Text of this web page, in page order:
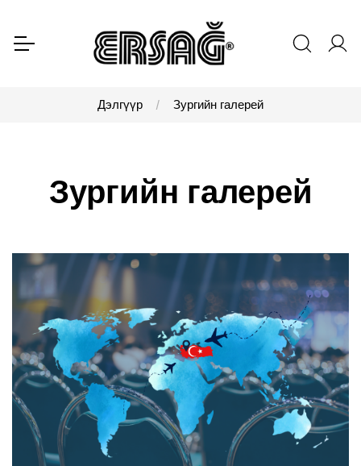
Дэлгүүр Зургийн галерей
Зургийн галерей